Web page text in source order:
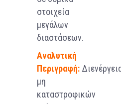
στοιχεία
μεγάλων
διαστάσεων.
Αναλυτική
Περιγραφή:
μη
καταστροφικών